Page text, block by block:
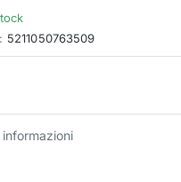
5211050763509
informazioni